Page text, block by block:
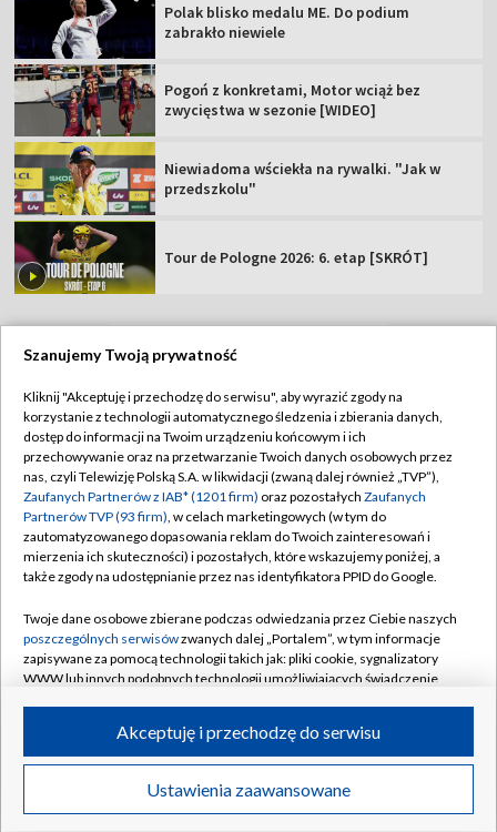
Transmisje Wideo
Polak blisko medalu ME. Do podium
zabrakło niewiele
Pogoń z konkretami, Motor wciąż bez
zwycięstwa w sezonie [WIDEO]
Niewiadoma wściekła na rywalki. "Jak w
przedszkolu"
Tour de Pologne 2026: 6. etap [SKRÓT]
Abonament TVP
Sklep TVP
Biuro Reklamy
Oferta Handlowa
Telegazeta ogłoszenia
Rada Programowa
Ogłoszenia przetargowe
Akademia Telewizyjna
Informacje o nadawcy
System NOS
Regulamin TVP
Polityka prywatności
Moje zgody
Biuro reklamy
Kontakt
Kanały
©2026 Telewizja Polska Spółka Akcyjna w likwidacji
Szanujemy Twoją prywatność
Kliknij "Akceptuję i przechodzę do serwisu", aby wyrazić zgody na
korzystanie z technologii automatycznego śledzenia i zbierania danych,
dostęp do informacji na Twoim urządzeniu końcowym i ich
przechowywanie oraz na przetwarzanie Twoich danych osobowych przez
nas, czyli Telewizję Polską S.A. w likwidacji (zwaną dalej również „TVP”),
Zaufanych Partnerów z IAB* (1201 firm) oraz pozostałych Zaufanych
Partnerów TVP (93 firm), w celach marketingowych (w tym do
zautomatyzowanego dopasowania reklam do Twoich zainteresowań i
mierzenia ich skuteczności) i pozostałych, które wskazujemy poniżej, a
także zgody na udostępnianie przez nas identyfikatora PPID do Google.
Twoje dane osobowe zbierane podczas odwiedzania przez Ciebie naszych
poszczególnych serwisówzwanych dalej „Portalem”, w tym informacje
zapisywane za pomocą technologii takich jak: pliki cookie, sygnalizatory
WWW lub innych podobnych technologii umożliwiających świadczenie
ruchu w Internecie.
Twoje dane osobowe zbierane podczas odwiedzania przez Ciebie
poszczególnych serwisówna Portalu, takie jak adresy IP, identyfikatory
Ustawienia zaawansowane
Akceptuję i przechodzę do serwisu